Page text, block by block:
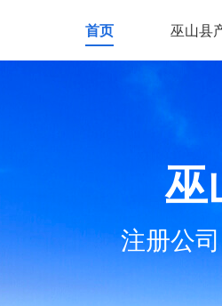
首页 巫山县
巫
注册公